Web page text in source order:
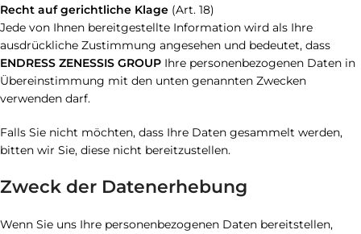
Recht auf gerichtliche Klage (Art. 18)
Jede von Ihnen bereitgestellte Information wird als Ihre
ausdrückliche Zustimmung angesehen und bedeutet, dass
ENDRESS ZENESSIS GROUP Ihre personenbezogenen Daten in
Übereinstimmung mit den unten genannten Zwecken
verwenden darf.
Falls Sie nicht möchten, dass Ihre Daten gesammelt werden,
bitten wir Sie, diese nicht bereitzustellen.
Zweck der Datenerhebung
Wenn Sie uns Ihre personenbezogenen Daten bereitstellen,